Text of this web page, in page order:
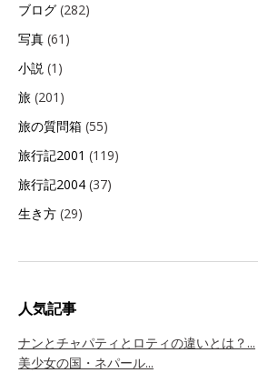
ブログ (282)
写真 (61)
小説 (1)
旅 (201)
旅の質問箱 (55)
旅行記2001 (119)
旅行記2004 (37)
生き方 (29)
人気記事
ナンとチャパティとロティの違いとは？...
美少女の国・ネパール...